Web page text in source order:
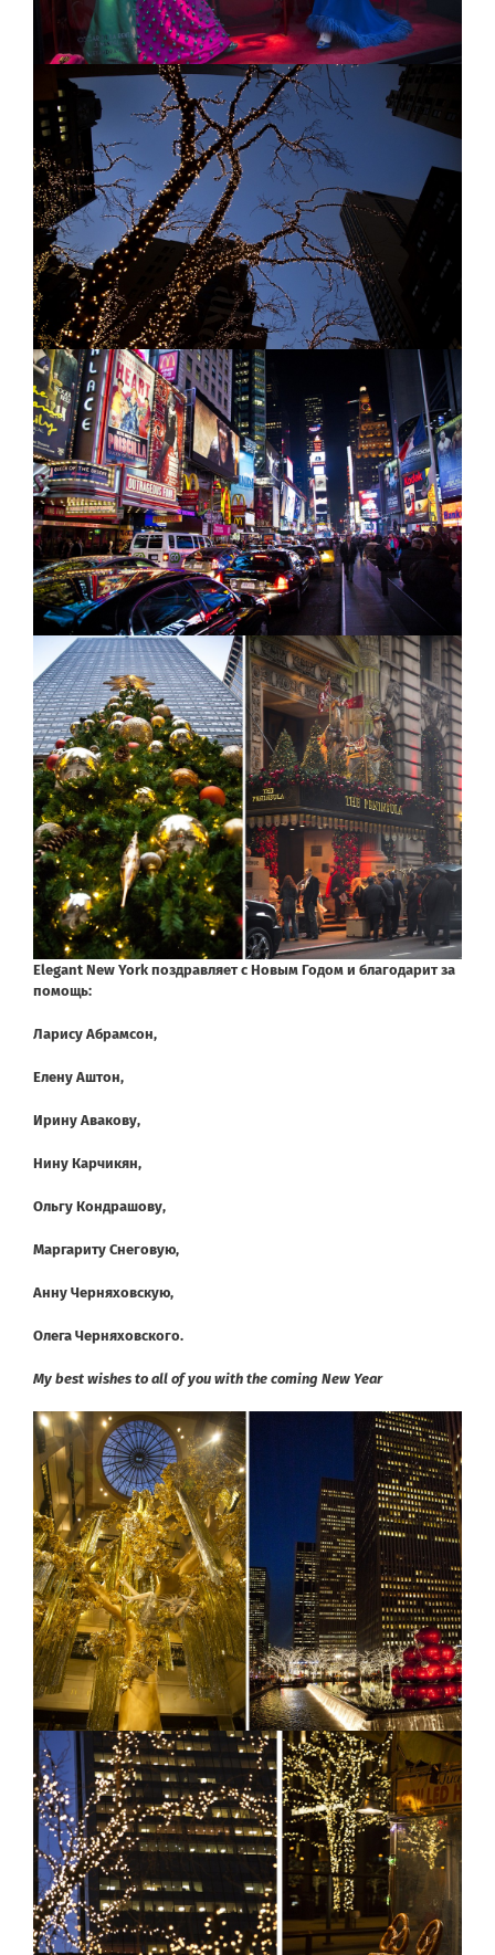
Elegant New York поздравляет с Новым Годом и благодарит за
помощь:
Ларису Абрамсон,
Елену Аштон,
Ирину Авакову,
Нину Карчикян,
Ольгу Кондрашову,
Маргариту Снеговую,
Анну Черняховскую,
Олега Черняховского.
My best wishes to all of you with the coming New Year